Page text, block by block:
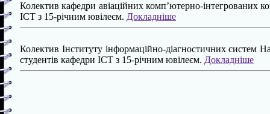
Колектив кафедри авіаційних комп’ютерно-інтегрованих
ІСТ з 15-річним ювілеєм. Докладніше
Колектив Інституту інформаційно-діагностичних систем
студентів кафедри ІСТ з 15-річним ювілеєм. Докладніше